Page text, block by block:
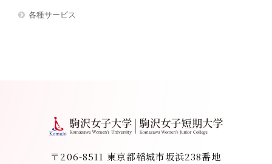
各種サービス
〒206-8511 東京都稲城市坂浜238番地